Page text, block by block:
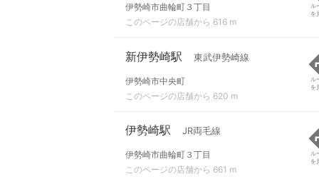
伊勢崎市曲輪町３丁目
このページの店舗から 616 m
ル
を
新伊勢崎駅 東武伊勢崎線
伊勢崎市中央町
このページの店舗から 620 m
ル
を
伊勢崎駅 JR両毛線
伊勢崎市曲輪町３丁目
このページの店舗から 661 m
ル
を